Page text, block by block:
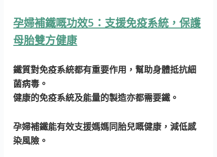
孕婦補鐵嘅功效5：支援免疫系統，保護
母胎雙方健康
鐵質對免疫系統都有重要作用，幫助身體抵抗細
菌病毒。
健康的免疫系統及能量的製造亦都需要鐵。
孕婦補鐵能有效支援媽媽同胎兒嘅健康，減低感
染風險。